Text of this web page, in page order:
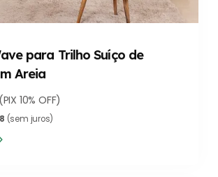
para Trilho Suíço de
Areia
(PIX 10% OFF)
(sem juros)